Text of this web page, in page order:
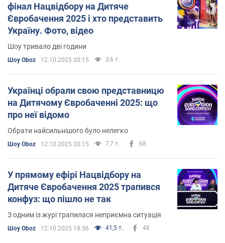
фінал Нацвідбору на Дитяче
Євробачення 2025 і хто представить
Україну. Фото, відео
Шоу тривало дві години
Шоу Oboz 12.10.2025 20:15 3,6 т.
Українці обрали свою представницю
на Дитячому Євробаченні 2025: що
про неї відомо
Обрати найсильнішого було нелегко
Шоу Oboz 12.10.2025 20:15 7,7 т. 68
У прямому ефірі Нацвідбору на
Дитяче Євробачення 2025 трапився
конфуз: що пішло не так
З одним із журі трапилася неприємна ситуація
Шоу Oboz 12.10.2025 18:56 41,5 т. 48